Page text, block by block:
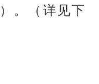
。（详见下